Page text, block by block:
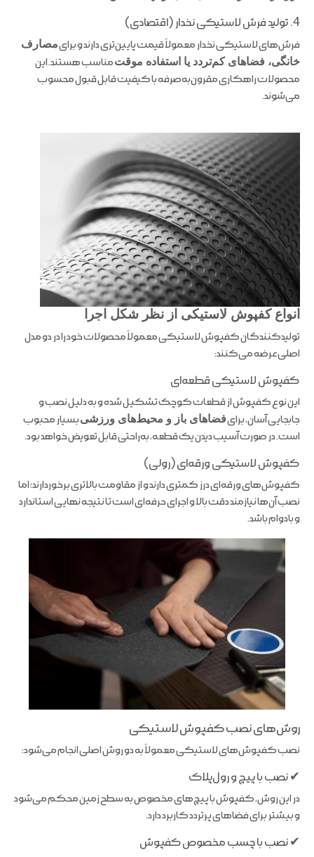
4. تولید فرش لاستیکی نخدار (اقتصادی)
فرش‌های لاستیکی نخدار معمولاً قیمت پایین‌تری دارند و برایمصارف
خانگی، فضاهای کم‌تردد یا استفاده موقتمناسب هستند. این
محصولات راهکاری مقرون‌به‌صرفه با کیفیت قابل قبول محسوب
می‌شوند.
انواع کفپوش لاستیکی از نظر شکل اجرا
تولیدکنندگان کفپوش لاستیکی معمولاً محصولات خود را در دو مدل
اصلی عرضه می‌کنند:
کفپوش لاستیکی قطعه‌ای
این نوع کفپوش از قطعات کوچک تشکیل شده و به دلیل نصب و
جابجایی آسان، برایفضاهای باز و محیط‌های ورزشیبسیار محبوب
است. در صورت آسیب دیدن یک قطعه، به‌راحتی قابل تعویض خواهد بود.
کفپوش لاستیکی ورقه‌ای (رولی)
کفپوش‌های ورقه‌ای درز کمتری دارند و از مقاومت بالاتری برخوردارند؛ اما
نصب آن‌ها نیازمند دقت بالا و اجرای حرفه‌ای است تا نتیجه نهایی استاندارد
و بادوام باشد.
روش‌های نصب کفپوش لاستیکی
نصب کفپوش‌های لاستیکی معمولاً به دو روش اصلی انجام می‌شود:
✔ نصب با پیچ و رول‌پلاک
در این روش، کفپوش با پیچ‌های مخصوص به سطح زمین محکم می‌شود
و بیشتر برای فضاهای پرتردد کاربرد دارد.
✔ نصب با چسب مخصوص کفپوش